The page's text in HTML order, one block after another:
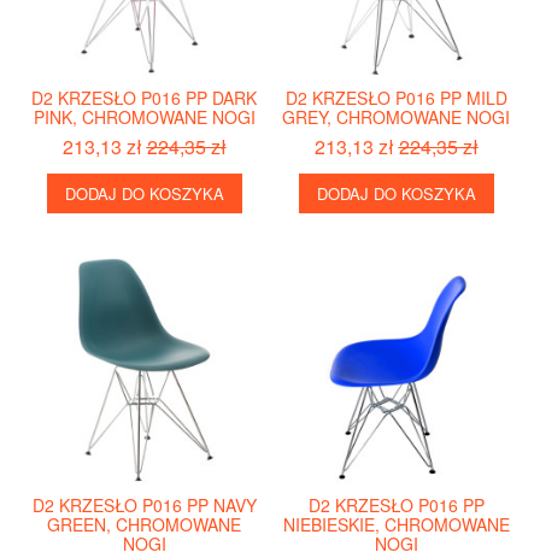
D2 KRZESŁO P016 PP DARK
PINK, CHROMOWANE NOGI
213,13 zł224,35 zł
DODAJ DO KOSZYKA
D2 KRZESŁO P016 PP MILD
GREY, CHROMOWANE NOGI
213,13 zł224,35 zł
DODAJ DO KOSZYKA
D2 KRZESŁO P016 PP NAVY
GREEN, CHROMOWANE
NOGI
D2 KRZESŁO P016 PP
NIEBIESKIE, CHROMOWANE
NOGI